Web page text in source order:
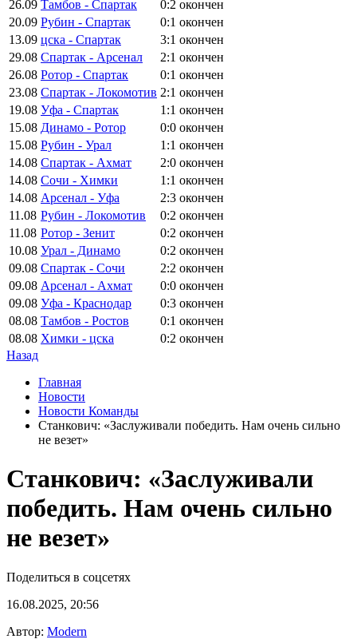
26.09 Тамбов - Спартак 0:2 окончен
20.09 Рубин - Спартак 0:1 окончен
13.09 цска - Спартак 3:1 окончен
29.08 Спартак - Арсенал 2:1 окончен
26.08 Ротор - Спартак 0:1 окончен
23.08 Спартак - Локомотив 2:1 окончен
19.08 Уфа - Спартак 1:1 окончен
15.08 Динамо - Ротор 0:0 окончен
15.08 Рубин - Урал 1:1 окончен
14.08 Спартак - Ахмат 2:0 окончен
14.08 Сочи - Химки 1:1 окончен
14.08 Арсенал - Уфа 2:3 окончен
11.08 Рубин - Локомотив 0:2 окончен
11.08 Ротор - Зенит 0:2 окончен
10.08 Урал - Динамо 0:2 окончен
09.08 Спартак - Сочи 2:2 окончен
09.08 Арсенал - Ахмат 0:0 окончен
09.08 Уфа - Краснодар 0:3 окончен
08.08 Тамбов - Ростов 0:1 окончен
08.08 Химки - цска 0:2 окончен
Назад
Главная
Новости
Новости Команды
Станкович: «Заслуживали победить. Нам очень сильно
не везет»
Станкович: «Заслуживали
победить. Нам очень сильно
не везет»
Поделиться в соцсетях
16.08.2025, 20:56
Автор: Modern